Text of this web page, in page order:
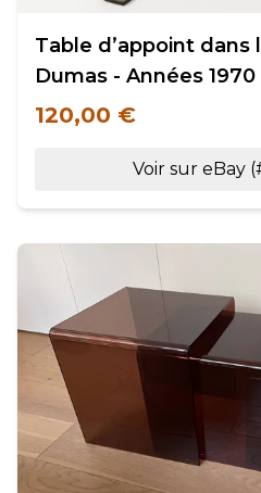
Table d’appoint dans
Dumas - Années 1970
120,00 €
Voir sur eBay